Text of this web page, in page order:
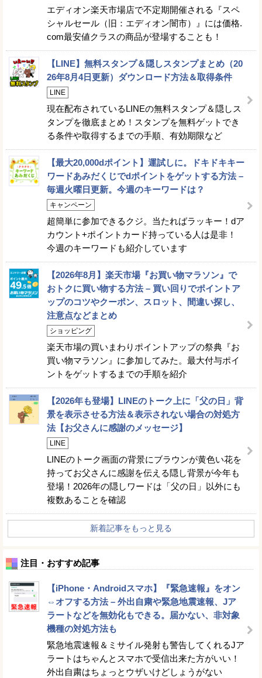
エディオン楽天市場店で不定期開催される『スペ
シャルセール（旧：エディオン闇市）』には価格.
com最安値クラスの商品が登場することも！
【LINE】無料スタンプ＆隠しスタンプまとめ（20
26年8月4日更新）ダウンロード方法＆取得条件
LINE
現在配布されているLINEの無料スタンプ＆隠しス
タンプを徹底まとめ！スタンプを無料ゲットでき
る条件や取得するまでの手順、有効期限など
【最大20,000dポイント】運試しに。ドキドキキー
ワードあみだくじでdポイントをゲットする方法 –
毎週火曜日更新。今週のキーワードは？
キャンペーン
超簡単に参加できるクジ。当たればラッキー！dア
カウント+ポイントカード持っている人は是非！
今週のキーワードも紹介しています
【2026年8月】楽天市場『お買い物マラソン』で
おトクに買い物する方法 – 買い回りでポイントア
ップのコツやクーポン、スロット、間違い探し、
注意点などまとめ
ショッピング
楽天市場の買いまわりポイントアップの祭典『お
買い物マラソン』に参加してみた。最大付与ポイ
ントをゲットするまでの手順を紹介
【2026年も登場】LINEのトーク上に「父の日」背
景を表示させる方法＆表示されない場合の対処方
法【お父さんに感謝のメッセージ】
LINE
LINEのトーク画面の背景にブラウンが黄色い花を
持ってお父さんに感謝を伝える隠し背景が今年も
登場！2026年の隠しワードは「父の日」以外にも
複数あることを確認
新着記事をもっと見る
注目・おすすめ記事
【iPhone・Androidスマホ】『緊急速報』をオン
⇔オフする方法 – 外出自粛や緊急地震速報、Jア
ラートなどを無効化もできる。届かない、非対象
機種の対処方法も
緊急地震速報＆ミサイル発射も警告してくれるJア
ラートはちゃんとスマホで受信出来た方がいい！
外出自粛はちょっとウザいけどしょうがない